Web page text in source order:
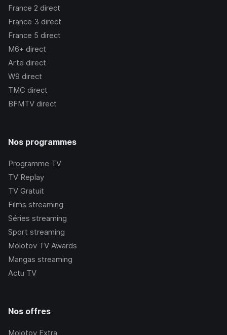
France 2 direct
France 3 direct
France 5 direct
M6+ direct
Arte direct
W9 direct
TMC direct
BFMTV direct
Nos programmes
Programme TV
TV Replay
TV Gratuit
Films streaming
Séries streaming
Sport streaming
Molotov TV Awards
Mangas streaming
Actu TV
Nos offres
Molotov Extra